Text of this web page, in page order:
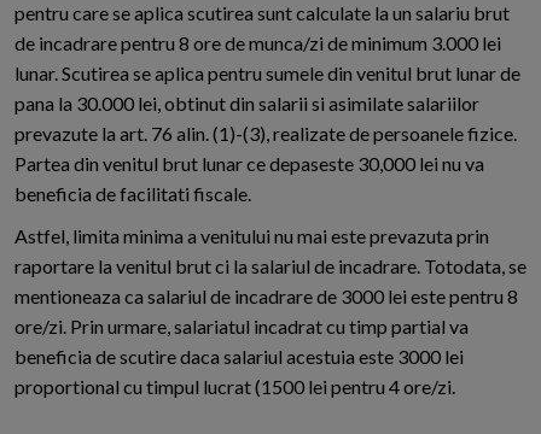
pentru care se aplica scutirea sunt calculate la un salariu brut
de incadrare pentru 8 ore de munca/zi de minimum 3.000 lei
lunar. Scutirea se aplica pentru sumele din venitul brut lunar de
pana la 30.000 lei, obtinut din salarii si asimilate salariilor
prevazute la art. 76 alin. (1)-(3), realizate de persoanele fizice.
Partea din venitul brut lunar ce depaseste 30,000 lei nu va
beneficia de facilitati fiscale.
Astfel, limita minima a venitului nu mai este prevazuta prin
raportare la venitul brut ci la salariul de incadrare. Totodata, se
mentioneaza ca salariul de incadrare de 3000 lei este pentru 8
ore/zi. Prin urmare, salariatul incadrat cu timp partial va
beneficia de scutire daca salariul acestuia este 3000 lei
proportional cu timpul lucrat (1500 lei pentru 4 ore/zi.